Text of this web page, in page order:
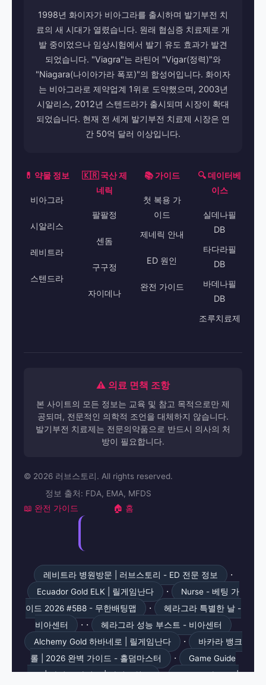
1998년 화이자가 비아그라를 출시하며 발기부전 치
료의 새 시대가 열렸습니다. 원래 협심증 치료제로 개
발 중이었으나 임상시험에서 발기 유도 효과가 발견
되었습니다. "Viagra"는 라틴어 "Vigar(정력)"와
"Niagara(나이아가라 폭포)"의 합성어입니다. 화이자
는 비아그라로 제약업계 1위로 도약했으며, 2003년
시알리스, 2012년 스텐드라가 출시되며 시장이 확대
되었습니다. 현재 전 세계 발기부전 치료제 시장은 연
간 50억 달러 이상입니다.
💊 약물 정보
비아그라
시알리스
레비트라
스텐드라
🇰🇷 국산 제
네릭
팔팔정
센돔
구구정
자이데나
📚 가이드
첫 복용 가
이드
제네릭 안내
ED 원인
완전 가이드
🔍 데이터베
이스
실데나필
DB
타다라필
DB
바데나필
DB
조루치료제
⚠️ 의료 면책 조항
본 사이트의 모든 정보는 교육 및 참고 목적으로만 제
공되며, 전문적인 의학적 조언을 대체하지 않습니다.
발기부전 치료제는 전문의약품으로 반드시 의사의 처
방이 필요합니다.
© 2026 러브스토리. All rights reserved.
정보 출처: FDA, EMA, MFDS
📖 완전 가이드 🏠 홈
레비트라 병원방문 | 러브스토리 - ED 전문 정보 ·
Ecuador Gold ELK | 릴게임난다 ·
Nurse - 베팅 가
이드 2026 #5B8 - 무한배팅맵
·
헤라그라 특별한 날 -
비아센터
· ·
헤라그라 성능 부스트 - 비아센터
Alchemy Gold 하바네로 | 릴게임난다
·
바카라 뱅크
롤 | 2026 완벽 가이드 - 홀덤마스터
·
Game Guide
499 | 카지노 가이드 | 카지노월드
· Bonus Info 126 |